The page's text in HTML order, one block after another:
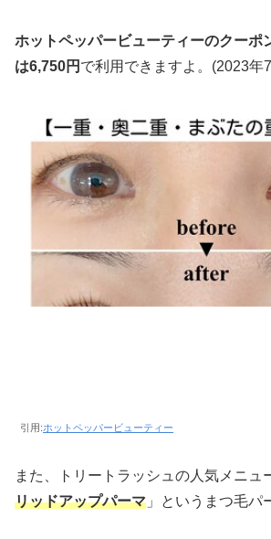
ホットペッパービューティーのクーポ
は6,750円 で利用できますよ。(2023年
引用:ホットペッパービューティー
また、トリートラッシュの人気メニュ
リッドアップパーマ 」というまつ毛パ